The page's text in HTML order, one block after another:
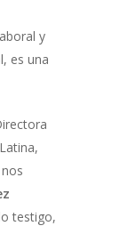
y
es una
testigo,